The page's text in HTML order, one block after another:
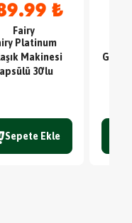
₺
Fairy
Platinum
Makinesi
30'lu
Sepete Ekle